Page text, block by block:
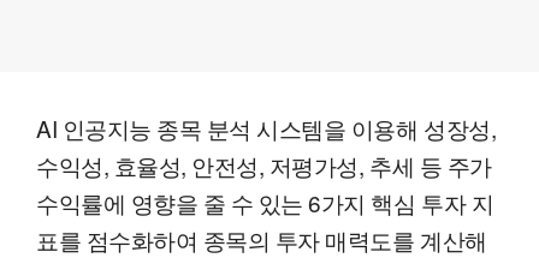
AI 인공지능 종목 분석 시스템을 이용해 성장성,
수익성, 효율성, 안전성, 저평가성, 추세 등 주가
수익률에 영향을 줄 수 있는 6가지 핵심 투자 지
표를 점수화하여 종목의 투자 매력도를 계산해